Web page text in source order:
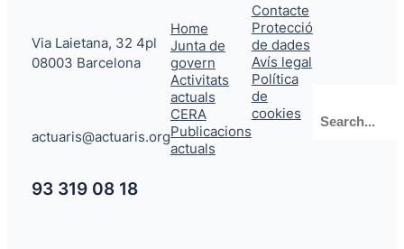
Via Laietana, 32 4pl
08003 Barcelona
actuaris@actuaris.org
93 319 08 18
Home
Junta de
govern
Activitats
actuals
CERA
Publicacions
actuals
Contacte
Protecció
de dades
Avís legal
Política
de
cookies